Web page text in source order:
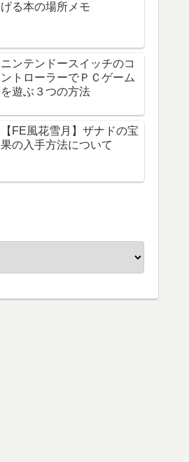
げる本の場所メモ
ニンテンドースイッチのコ
ントローラーでＰＣゲーム
を遊ぶ３つの方法
【FE風花雪月】ザナドの宝
果の入手方法について